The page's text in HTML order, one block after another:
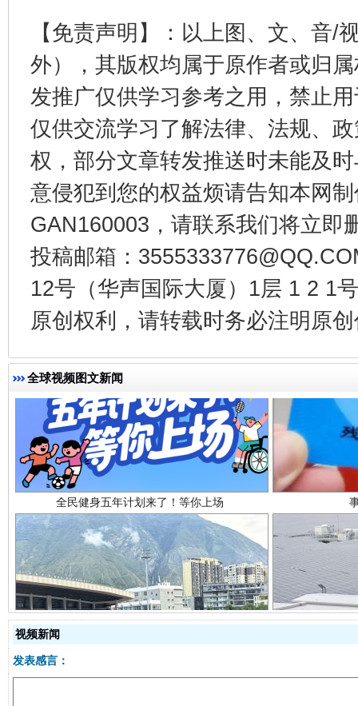
【免责声明】：以上图、文、音/
外），其版权均属于原作者或归
发推广仅供学习参考之用，禁止
仅供交流学习了解法律、法规、
权，部分文章转发推送时未能及
意侵犯到您的权益烦请告知本网
GAN160003，请联系我们将立即
投稿邮箱：
12号（华声国际大厦）1层 1 2 1
原创权利，请转载时务必注明原
全球视频图文新闻
受贿1.44亿！段成刚被判无期 从幼
全民健身五年计划来了！等你上场
阿坝州三大球赛在茂县开幕 规模
视频新闻
发表感言：